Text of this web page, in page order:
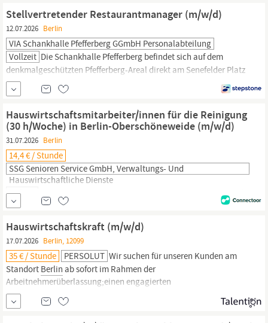
Stellvertretender Restaurantmanager (m/w/d)
12.07.2026 Berlin
VIA Schankhalle Pfefferberg GGmbH Personalabteilung
Vollzeit Die Schankhalle Pfefferberg befindet sich auf dem
denkmalgeschützten Pfefferberg-Areal direkt am Senefelder Platz
inBerlin-Prenzlauer
Berg. Unter ihrem Dach befindet sich ein
Braugasthaus mit eigener Bierbrauerei und historischem
Biergarten, das Pfefferberg Theater samt der Event-Location
Glaspalast sowie zwei multifunktionale Veranstaltungsräume.
Hauswirtschaftsmitarbeiter/innen für die Reinigung
(30 h/Woche) in Berlin-Oberschöneweide (m/w/d)
31.07.2026 Berlin
14,4 € / Stunde
SSG Senioren Service GmbH, Verwaltungs- Und
Hauswirtschaftliche Dienste
Teilzeit
Für unser Team im Caritas-Seniorenzentrum St. Konrad
inBerlin-Oberschöneweide
Teilzeit für 30 Stunden/Woche. Die SSG Senioren Service GmbH ist
eine Tochtergesellschaft der Caritas Altenhilfe gGmbH und
erbringthauswirtschaftlicheDienstleistungen
Hauswirtschaftskraft (m/w/d)
17.07.2026 Berlin, 12099
35 € / Stunde PERSOLUT Wir suchen für unseren Kunden am
Standort Berlin ab sofort im Rahmen der
Arbeitnehmerüberlassung;einen engagierten
Hauswirtschaftskraft
das sind jahrelange Erfahrung und Kompetenz in allen Bereichen
der Personaldienstleistung. Gastronomie, Medizin & Pflege,